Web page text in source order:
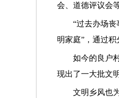
会、道德评议会
“过去办场
明家庭”，通过
如今的良户
现出了一大批文
文明乡风也